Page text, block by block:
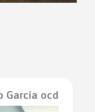
García ocd